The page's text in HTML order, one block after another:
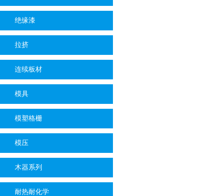
绝缘漆
拉挤
连续板材
模具
模塑格栅
模压
木器系列
耐热耐化学